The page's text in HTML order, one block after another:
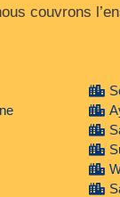
couvrons